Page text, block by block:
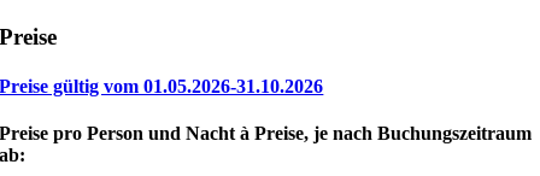
Preise
Preise gültig vom 01.05.2026-31.10.2026
Preise pro Person und Nachtà Preise, je nach Buchungszeitraum
ab: